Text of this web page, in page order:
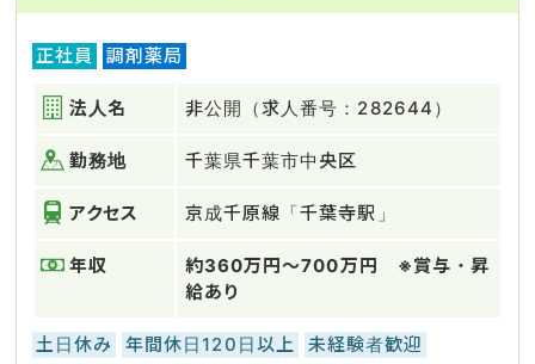
正社員 調剤薬局
法人名 非公開（求人番号：282644）
勤務地 千葉県千葉市中央区
アクセス 京成千原線「千葉寺駅」
年収
約360万円～700万円 ※賞与・昇
給あり
土日休み 年間休日120日以上
未経験者歓迎